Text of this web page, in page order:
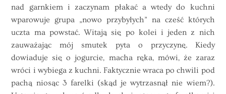
nad garnkiem i zaczynam płakać a wtedy do kuchni
wparowuje grupa „nowo przybyłych” na cześć których
uczta ma powstać. Witają się po kolei i jeden z nich
zauważając mój smutek pyta o przyczynę. Kiedy
dowiaduje się o jogurcie, macha ręka, mówi, że zaraz
wróci i wybiega z kuchni. Faktycznie wraca po chwili pod
pachą niosąc 3 farelki (skąd je wytrzasnął nie wiem?).